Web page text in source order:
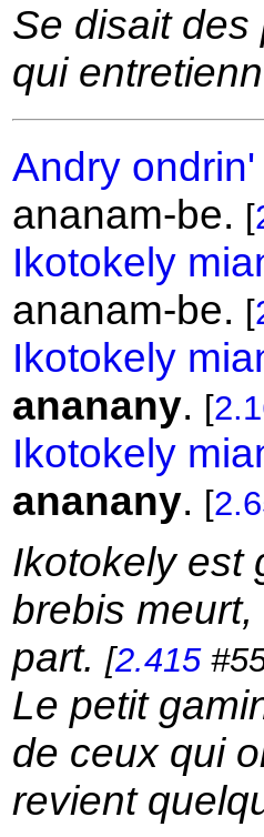
Se disait
qui
Andry ondrin'
ananam-be. [
Ikotokely
ananam-be. [
Ikotokely
ananany. [
Ikotokely
ananany. [
Ikotokely est
brebis
part. [2.415
Le petit
de ceux qui
revient